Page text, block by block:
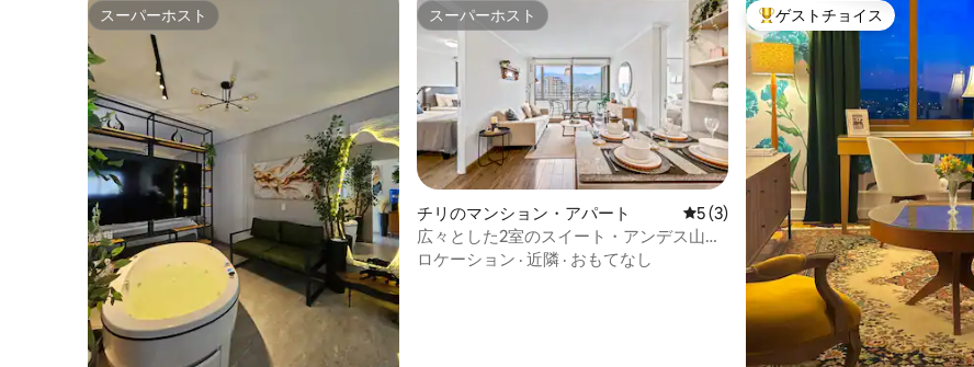
スーパーホスト
スーパーホスト スーパーホスト
スーパーホスト
チリのマンション・アパート レビュー3件、5つ星中5つ星の平均評価
5 (3)
広々とした2室のスイート・アンデス山脈
の眺望・駐車場・地下鉄・B.イタリア
ロケーション · 近隣 · おもてなし
大好評のゲストチョイスです。
ゲストチョイス